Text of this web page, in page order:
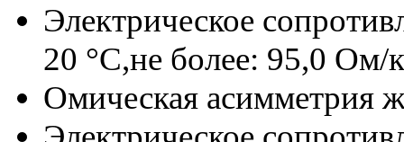
Электрическое
20 °C,не более: 95,0 Ом/
Омическая асимметрия